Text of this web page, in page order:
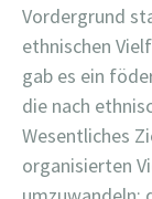
Vordergrund
ethnischen
gab es ein
die nach
Wesentliches
organisierten